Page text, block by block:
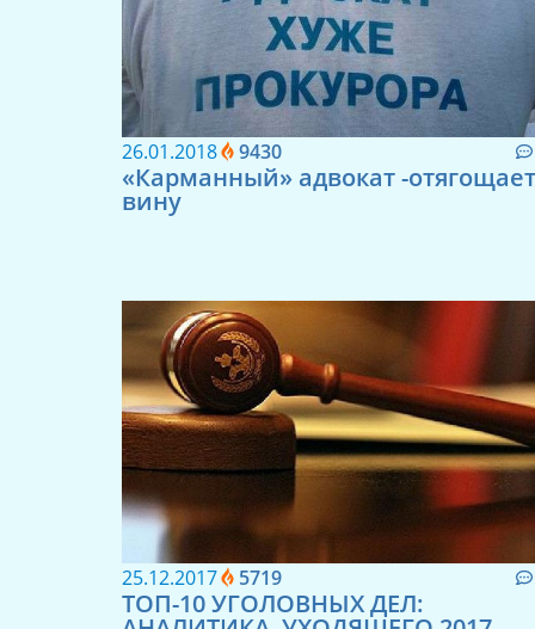
26.01.2018 9430
«Карманный» адвокат -отягощает
вину
25.12.2017 5719
ТОП-10 УГОЛОВНЫХ ДЕЛ: